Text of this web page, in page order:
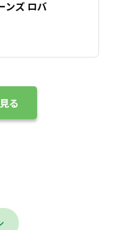
ンズ ロバ
る